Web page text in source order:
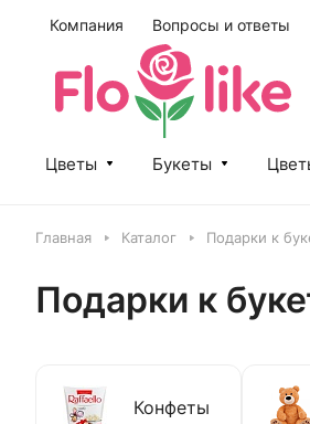
Компания Вопросы и ответы
Цветы Букеты
Главная Каталог Подарки к
Подарки к
Конфеты